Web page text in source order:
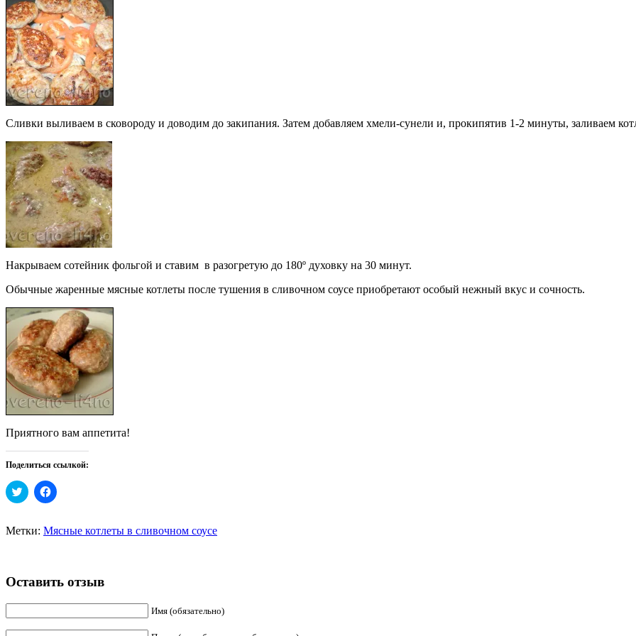
Сливки выливаем в сковороду и доводим до закипания. Затем добавляем хмели-сунели и, прокипятив 1-2 минуты, заливаем
Накрываем сотейник фольгой и ставим в разогретую до 180º духовку на 30 минут.
Обычные жаренные мясные котлеты после тушения в сливочном соусе приобретают особый нежный вкус и сочность.
Приятного вам аппетита!
Поделиться ссылкой:
Нажмите,
чтобы
Twitter
(Открывается
Нажмите,
чтобы
Facebook
(Открывается
Метки: Мясные котлеты в сливочном соусе
Оставить отзыв
Имя (обязательно)